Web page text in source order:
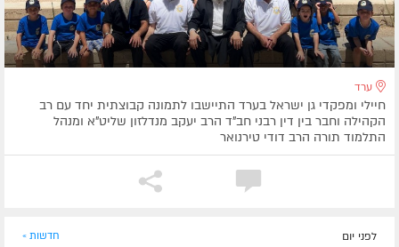
ערד
חיילי ומפקדי גן ישראל בערד התיישבו לתמונה קבוצתית יחד עם רב
הקהילה וחבר בין דין רבני חב"ד הרב יעקב מנדלזון שליט"א ומנהל
התלמוד תורה הרב דודי טירנואר
לפני יום חדשות »